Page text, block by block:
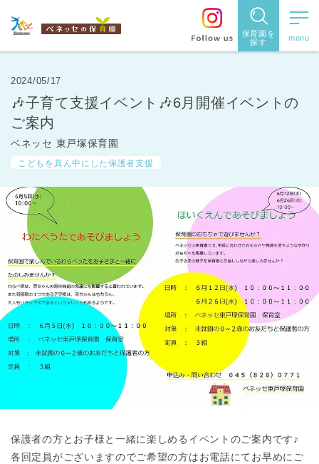
保育園を
探す
保育園を探す
住所・駅
す
都道府県
から探す
東京都
東京都 全域
2024/05/17
🎶子育て支援イベント🎶6月開催イベントの
ご案内
ベネッセ 東戸塚保育園
こどもを真ん中にした保護者支援
保護者の方とお子様と一緒に楽しめるイベントのご案内です♪
各回定員がございますのでご希望の方はお電話にてお早めにご